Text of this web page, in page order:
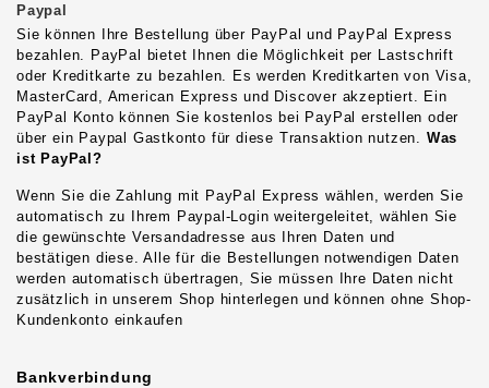
Paypal
Sie können Ihre Bestellung über PayPal und PayPal Express
bezahlen. PayPal bietet Ihnen die Möglichkeit per Lastschrift
oder Kreditkarte zu bezahlen. Es werden Kreditkarten von Visa,
MasterCard, American Express und Discover akzeptiert. Ein
PayPal Konto können Sie kostenlos bei PayPal erstellen oder
über ein Paypal Gastkonto für diese Transaktion nutzen. Was
ist PayPal?
Wenn Sie die Zahlung mit PayPal Express wählen, werden Sie
automatisch zu Ihrem Paypal-Login weitergeleitet, wählen Sie
die gewünschte Versandadresse aus Ihren Daten und
bestätigen diese. Alle für die Bestellungen notwendigen Daten
werden automatisch übertragen, Sie müssen Ihre Daten nicht
zusätzlich in unserem Shop hinterlegen und können ohne Shop-
Kundenkonto einkaufen
Bankverbindung